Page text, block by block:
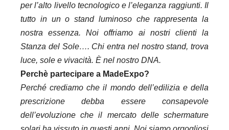
per l’alto livello tecnologico e l’eleganza raggiunti. Il
tutto in un o stand luminoso che rappresenta la
nostra essenza. Noi offriamo ai nostri clienti la
Stanza del Sole…. Chi entra nel nostro stand, trova
luce, sole e vivacità. È nel nostro DNA.
Perchè partecipare a MadeExpo?
Perché crediamo che il mondo dell’edilizia e della
prescrizione debba essere consapevole
dell’evoluzione che il mercato delle schermature